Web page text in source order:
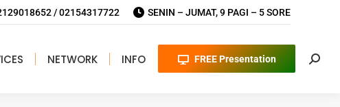
/ 02154317722 SENIN – JUMAT, 9 PAGI – 5 SORE
NETWORK INFO FREE Presentation